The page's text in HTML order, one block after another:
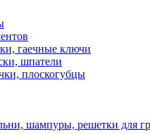
гаечные ключи
шпатели
плоскогубцы
шампуры, решетки для